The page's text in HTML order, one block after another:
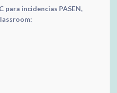
incidencias PASEN,